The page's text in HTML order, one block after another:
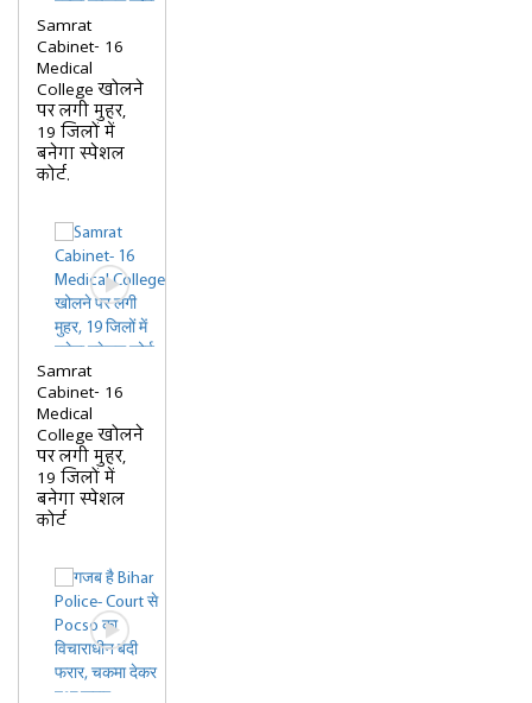
Samrat
Cabinet- 16
Medical
College खोलने
पर लगी मुहर,
19 जिलों में
बनेगा स्पेशल
कोर्ट.
Samrat
Cabinet- 16
Medical
College खोलने
पर लगी मुहर,
19 जिलों में
बनेगा स्पेशल
कोर्ट